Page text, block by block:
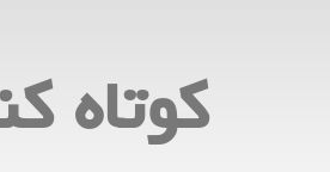
كوتاه